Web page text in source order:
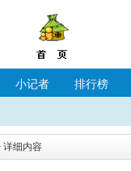
小记者 排行榜
详细内容